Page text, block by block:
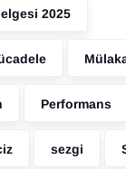
2025
Performans
sezgi